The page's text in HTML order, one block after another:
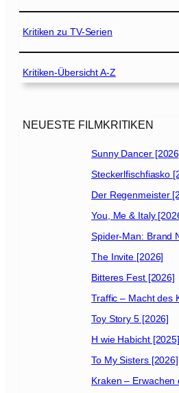
0
0
Kritiken zu TV-Serien
Kritiken-Übersicht A-Z
NEUESTE FILMKRITIKEN
Sunny Dancer
Steckerlfischfiasko
Der Regenmeister
You, Me & Italy
Spider-Man: Brand
The Invite [2026]
Bitteres Fest [2026]
Traffic – Macht des
Toy Story 5 [2026]
H wie Habicht [2025]
To My Sisters [2026]
Kraken – Erwachen